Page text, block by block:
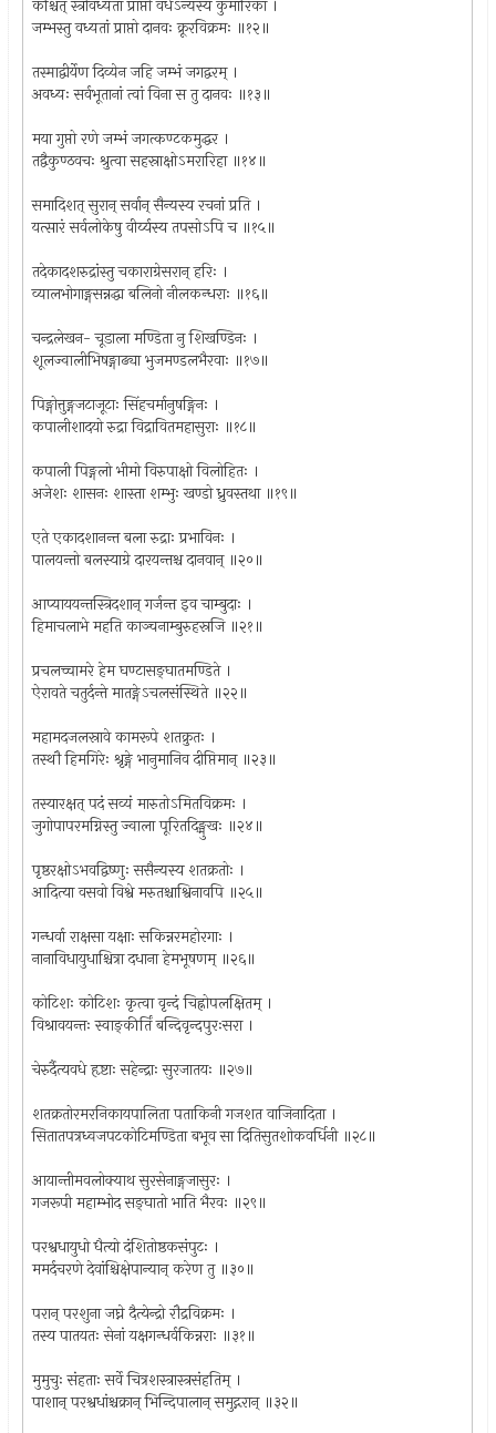
कश्चित् स्त्रीवध्यतां प्राप्तो वधेऽन्यस्य कुमारिका ।
जम्भस्तु वध्यतां प्राप्तो दानवः क्रूरविक्रमः ॥१२॥
तस्माद्वीर्येण दिव्येन जहि जम्भं जगद्वरम् ।
अवध्यः सर्वभूतानां त्वां विना स तु दानवः ॥१३॥
मया गुप्तो रणे जम्भं जगत्कण्टकमुद्धर ।
तद्वैकुण्ठवचः श्रुत्वा सहस्राक्षोऽमरारिहा ॥१४॥
समादिशत् सुरान् सर्वान् सैन्यस्य रचनां प्रति ।
यत्सारं सर्वलोकेषु वीर्य्यस्य तपसोऽपि च ॥१५॥
तदेकादशरुद्रांस्तु चकाराग्रेसरान् हरिः ।
व्यालभोगाङ्गसन्नद्धा बलिनो नीलकन्धराः ॥१६॥
चन्द्रलेखन- चूडाला मण्डिता नु शिखण्डिनः ।
शूलज्वालीभिषङ्गाढ्या भुजमण्डलभैरवाः ॥१७॥
पिङ्गोत्तुङ्गजटाजूटाः सिंहचर्मानुषङ्गिनः ।
कपालीशादयो रुद्रा विद्रावितमहासुराः ॥१८॥
कपाली पिङ्गलो भीमो विरुपाक्षो विलोहितः ।
अजेशः शासनः शास्ता शम्भुः खण्डो ध्रुवस्तथा ॥१९॥
एते एकादशानन्त बला रुद्राः प्रभाविनः ।
पालयन्तो बलस्याग्रे दारयन्तश्च दानवान् ॥२०॥
आप्याययन्तस्त्रिदशान् गर्जन्त इव चाम्बुदाः ।
हिमाचलाभे महति काञ्चनाम्बुरुहस्रजि ॥२१॥
प्रचलच्चामरे हेम घण्टासङ्घातमण्डिते ।
ऐरावते चतुर्दन्ते मातङ्गेऽचलसंस्थिते ॥२२॥
महामदजलस्रावे कामरूपे शतक्रुतः ।
तस्थौ हिमगिरेः श्रृङ्गे भानुमानिव दीप्तिमान् ॥२३॥
तस्यारक्षत् पदं सव्यं मारुतोऽमितविक्रमः ।
जुगोपापरमग्निस्तु ज्वाला पूरितदिङ्मुखः ॥२४॥
पृष्ठरक्षोऽभवद्विष्णुः ससैन्यस्य शतक्रतोः ।
आदित्या वसवो विश्वे मरुतश्चाश्विनावपि ॥२५॥
गन्धर्वा राक्षसा यक्षाः सकिन्नरमहोरगाः ।
नानाविधायुधाश्चित्रा दधाना हेमभूषणम् ॥२६॥
कोटिशः कोटिशः कृत्वा वृन्दं चिह्नोपलक्षितम् ।
विश्रावयन्तः स्वाङ्कीर्तिं बन्दिवृन्दपुरःसरा ।
चेरुर्दैत्यवधे हृष्टाः सहेन्द्राः सुरजातयः ॥२७॥
शतक्रतोरमरनिकायपालिता पताकिनी गजशत वाजिनादिता ।
सितातपत्रध्वजपटकोटिमण्डिता बभूव सा दितिसुतशोकवर्धिनी ॥२८॥
आयान्तीमवलोक्याथ सुरसेनाङ्गजासुरः ।
गजरूपी महाम्भोद सङ्घातो भाति भैरवः ॥२९॥
परश्वधायुधो धैत्यो दंशितोष्ठकसंपुटः ।
ममर्दचरणे देवांश्चिक्षेपान्यान् करेण तु ॥३०॥
परान् परशुना जघ्ने दैत्येन्द्रो रौद्रविक्रमः ।
तस्य पातयतः सेनां यक्षगन्धर्वकिन्नराः ॥३१॥
मुमुचुः संहताः सर्वे चित्रशस्त्रास्त्रसंहतिम् ।
पाशान् परश्वधांश्चक्रान् भिन्दिपालान् समुद्गरान् ॥३२॥